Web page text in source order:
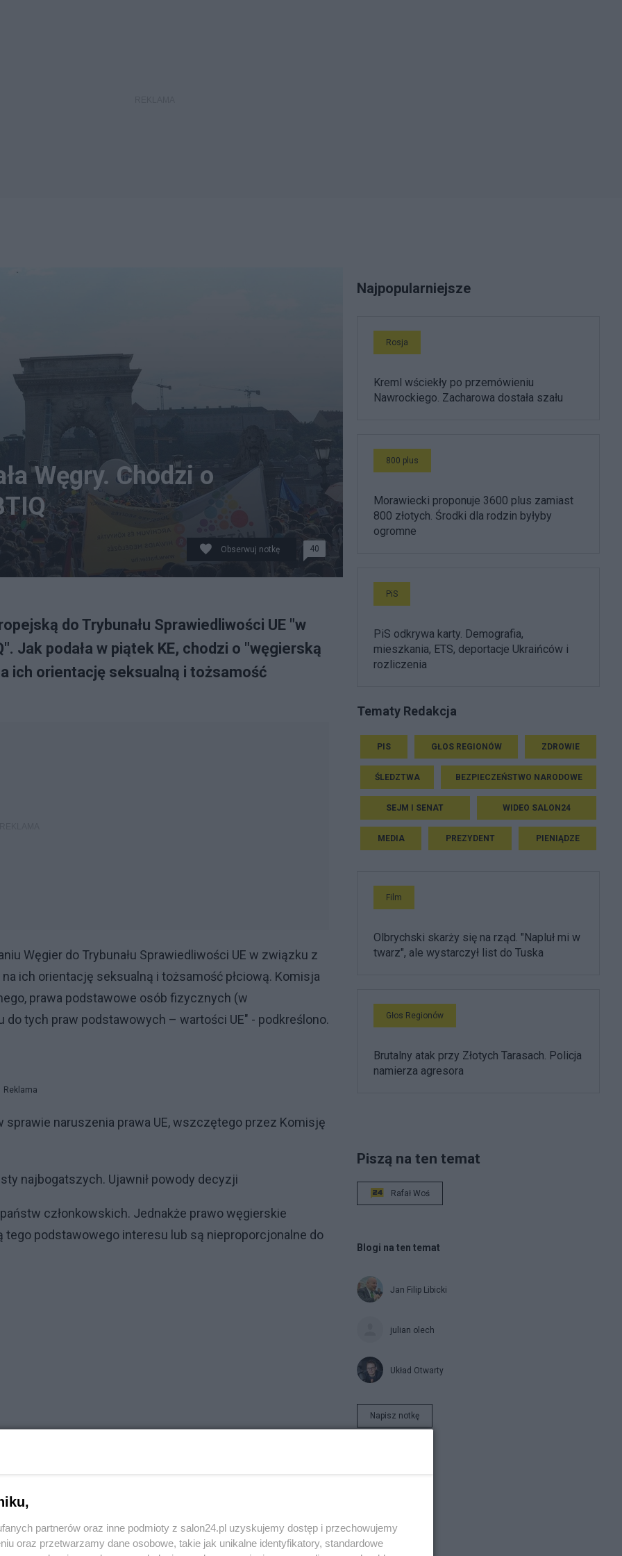
Węgry. Chodzi o
Obserwuj notkę 40
do Trybunału Sprawiedliwości UE "w
Jak podała w piątek KE, chodzi o "węgierską
ich orientację seksualną i tożsamość
Węgier do Trybunału Sprawiedliwości UE w związku z
ich orientację seksualną i tożsamość płciową. Komisja
prawa podstawowe osób fizycznych (w
tych praw podstawowych – wartości UE" - podkreślono.
Reklama
sprawie naruszenia prawa UE, wszczętego przez Komisję
najbogatszych. Ujawnił powody decyzji
członkowskich. Jednakże prawo węgierskie
podstawowego interesu lub są nieproporcjonalne do
Najpopularniejsze
Rosja
Kreml wściekły po przemówieniu
Nawrockiego. Zacharowa dostała szału
800 plus
Morawiecki proponuje 3600 plus zamiast
800 złotych. Środki dla rodzin byłyby
ogromne
PiS
PiS odkrywa karty. Demografia,
mieszkania, ETS, deportacje Ukraińców i
rozliczenia
Tematy Redakcja
PIS GŁOS REGIONÓW ZDROWIE
ŚLEDZTWA BEZPIECZEŃSTWO NARODOWE
SEJM I SENAT WIDEO SALON24
MEDIA PREZYDENT PIENIĄDZE
Film
Olbrychski skarży się na rząd. "Napluł mi w
twarz", ale wystarczył list do Tuska
Głos Regionów
Brutalny atak przy Złotych Tarasach. Policja
namierza agresora
Piszą na ten temat
Rafał Woś
Blogi na ten temat
Jan Filip Libicki
julian olech
Układ Otwarty
Napisz notkę
partnerów oraz inne podmioty z salon24.pl uzyskujemy dostęp i przechowujemy
oraz przetwarzamy dane osobowe, takie jak unikalne identyfikatory, standardowe